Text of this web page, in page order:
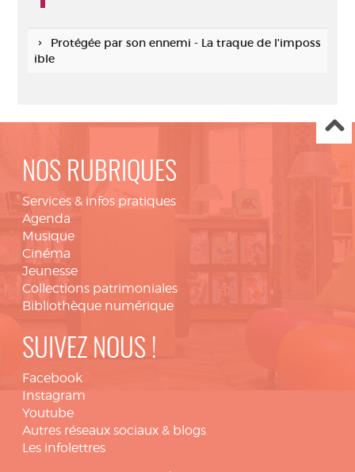
Protégée par son ennemi - La traque de l'imposs
ible
NOS RUBRIQUES
Services & infos pratiques
Agenda
Musique
Cinéma
Jeunesse
Collections patrimoniales
Bibliothèque numérique
SUIVEZ NOUS !
Facebook
Instagram
Youtube
Autres réseaux sociaux & blogs
Les infolettres